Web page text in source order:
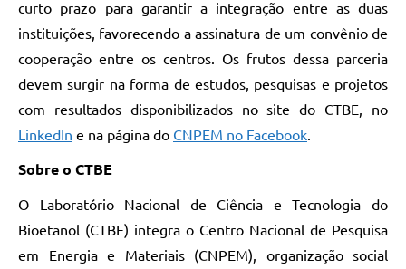
curto prazo para garantir a integração entre as duas
instituições, favorecendo a assinatura de um convênio de
cooperação entre os centros. Os frutos dessa parceria
devem surgir na forma de estudos, pesquisas e projetos
com resultados disponibilizados no site do CTBE, no
LinkedIn e na página do CNPEM no Facebook
Sobre o CTBE
O Laboratório Nacional de Ciência e Tecnologia do
Bioetanol (CTBE) integra o Centro Nacional de Pesquisa
em Energia e Materiais (CNPEM), organização social